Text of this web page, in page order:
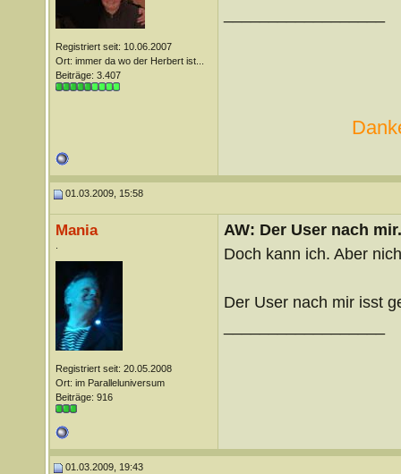
Registriert seit: 10.06.2007
Ort: immer da wo der Herbert ist...
Beiträge: 3.407
01.03.2009, 15:58
Mania
Registriert seit: 20.05.2008
Ort: im Paralleluniversum
Beiträge: 916
AW: Der User nach
Doch kann ich. Aber
Der User nach mir isst
01.03.2009, 19:43